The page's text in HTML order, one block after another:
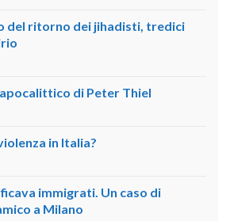
del ritorno dei jihadisti, tredici
di Peter Thiel
in Italia?
immigrati. Un caso di
a Milano